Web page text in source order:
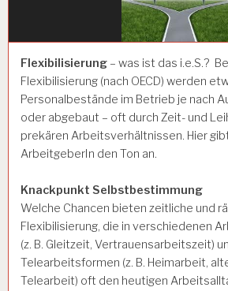
Flexibilisierung – was ist das i.e.S.?
Flexibilisierung (nach OECD) werden
Personalbestände im Betrieb je nach
oder abgebaut – oft durch Zeit- und
prekären Arbeitsverhältnissen. Hier
ArbeitgeberIn den Ton an.
Knackpunkt Selbstbestimmung
Welche Chancen bieten zeitliche und
Flexibilisierung, die in verschiedenen
(z. B. Gleitzeit, Vertrauensarbeitszeit)
Telearbeitsformen (z. B. Heimarbeit,
Telearbeit) oft den heutigen